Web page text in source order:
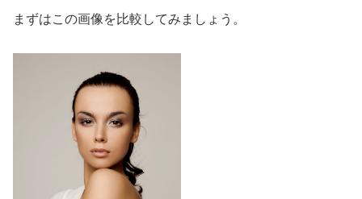
まずはこの画像を比較してみましょう。